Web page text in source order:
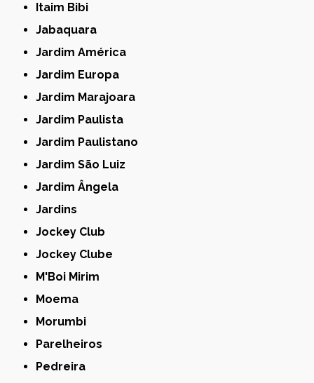
Itaim Bibi
Jabaquara
Jardim América
Jardim Europa
Jardim Marajoara
Jardim Paulista
Jardim Paulistano
Jardim São Luiz
Jardim Ângela
Jardins
Jockey Club
Jockey Clube
M'Boi Mirim
Moema
Morumbi
Parelheiros
Pedreira